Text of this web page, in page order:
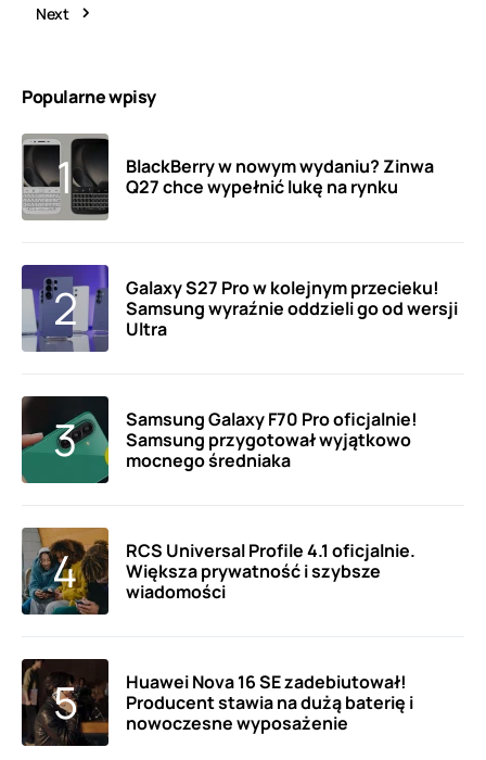
Next
Popularne wpisy
BlackBerry w nowym wydaniu? Zinwa
Q27 chce wypełnić lukę na rynku
Galaxy S27 Pro w kolejnym przecieku!
Samsung wyraźnie oddzieli go od wersji
Ultra
Samsung Galaxy F70 Pro oficjalnie!
Samsung przygotował wyjątkowo
mocnego średniaka
RCS Universal Profile 4.1 oficjalnie.
Większa prywatność i szybsze
wiadomości
Huawei Nova 16 SE zadebiutował!
Producent stawia na dużą baterię i
nowoczesne wyposażenie